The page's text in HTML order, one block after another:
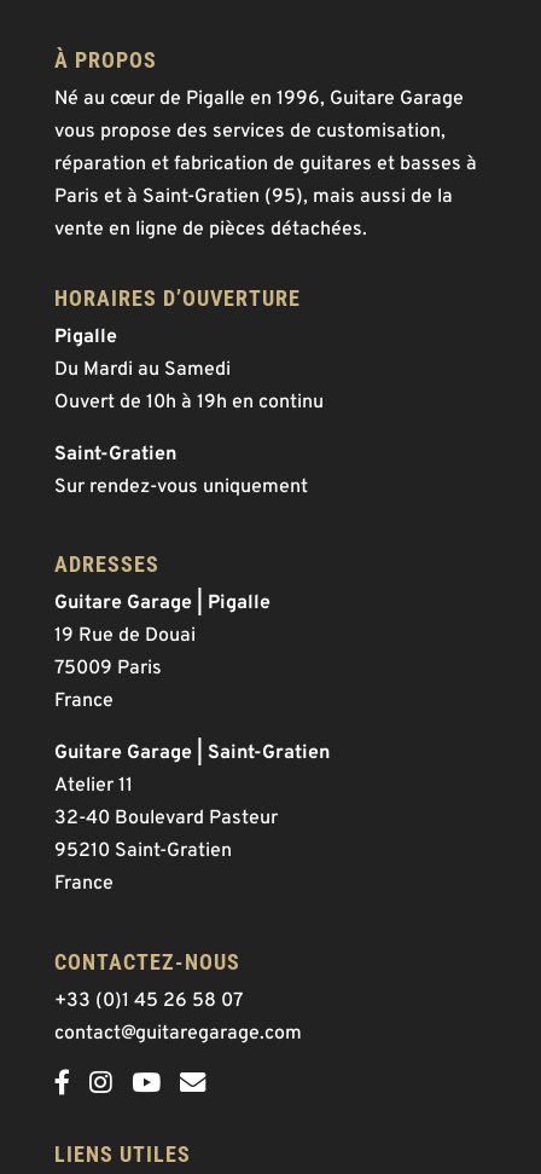
À PROPOS
Né au cœur de Pigalle en 1996, Guitare Garage
vous propose des services de customisation,
réparation et fabrication de guitares et basses à
Paris et à Saint-Gratien (95), mais aussi de la
vente en ligne de pièces détachées.
HORAIRES D’OUVERTURE
Pigalle
Du Mardi au Samedi
Ouvert de 10h à 19h en continu
Saint-Gratien
Sur rendez-vous uniquement
ADRESSES
Guitare Garage | Pigalle
19 Rue de Douai
75009 Paris
France
Guitare Garage | Saint-Gratien
Atelier 11
32-40 Boulevard Pasteur
95210 Saint-Gratien
France
CONTACTEZ-NOUS
+33 (0)1 45 26 58 07
contact@guitaregarage.com
LIENS UTILES